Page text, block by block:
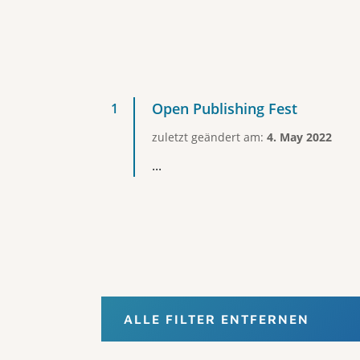
Open Publishing Fest
zuletzt geändert am: 4. May 2022
...
ALLE FILTER ENTFERNEN